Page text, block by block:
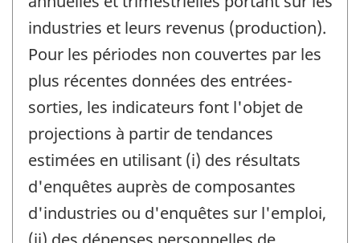
industries et leurs revenus (production).
Pour les périodes non couvertes par les
plus récentes données des entrées-
sorties, les indicateurs font l'objet de
projections à partir de tendances
estimées en utilisant (i) des résultats
d'enquêtes auprès de composantes
d'industries ou d'enquêtes sur l'emploi,